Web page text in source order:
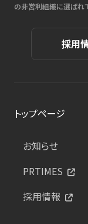
の非営利組織に選ばれ
採用
トップページ
お知らせ
PRTIMES
採用情報